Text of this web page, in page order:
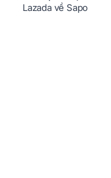
Lazada về Sapo